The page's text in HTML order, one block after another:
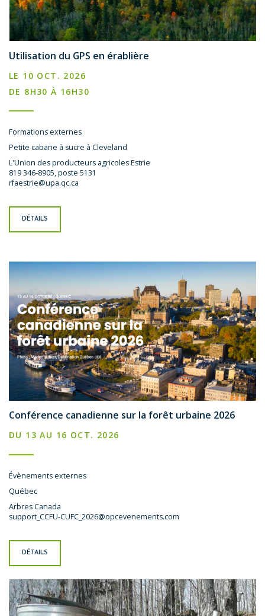
Utilisation du GPS en érablière
LE 10 OCT. 2026
DE 8H30 À 16H30
Formations externes
Petite cabane à sucre à Cleveland
L'Union des producteurs agricoles Estrie
819 346-8905, poste 5131
rfaestrie@upa.qc.ca
DÉTAILS
Conférence canadienne sur la forêt urbaine 2026
DU 13 AU 16 OCT. 2026
Évènements externes
Québec
Arbres Canada
support_CCFU-CUFC_2026@opcevenements.com
DÉTAILS